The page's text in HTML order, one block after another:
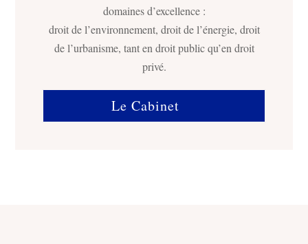
domaines d’excellence :
droit de l’environnement, droit de l’énergie, droit
de l’urbanisme, tant en droit public qu’en droit
privé.
Le Cabinet